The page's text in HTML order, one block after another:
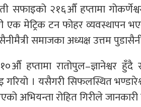
सफाइको २१६औँ हप्तामा
एक मेट्रिक टन फोहर व्यवस्थापन
समाजका अध्यक्ष उत्तम
हप्तामा रातोपुल–ज्ञानेश्वर हुँदै
। यसैगरी सिफलस्थित
अभियन्ता रोहित गिरीले जानकारी